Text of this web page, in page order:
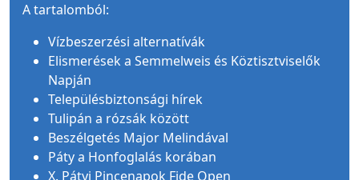
A tartalomból:
Vízbeszerzési alternatívák
Elismerések a Semmelweis és Köztisztviselők
Napján
Településbiztonsági hírek
Tulipán a rózsák között
Beszélgetés Major Melindával
Páty a Honfoglalás korában
X. Pátyi Pincenapok Fide Open